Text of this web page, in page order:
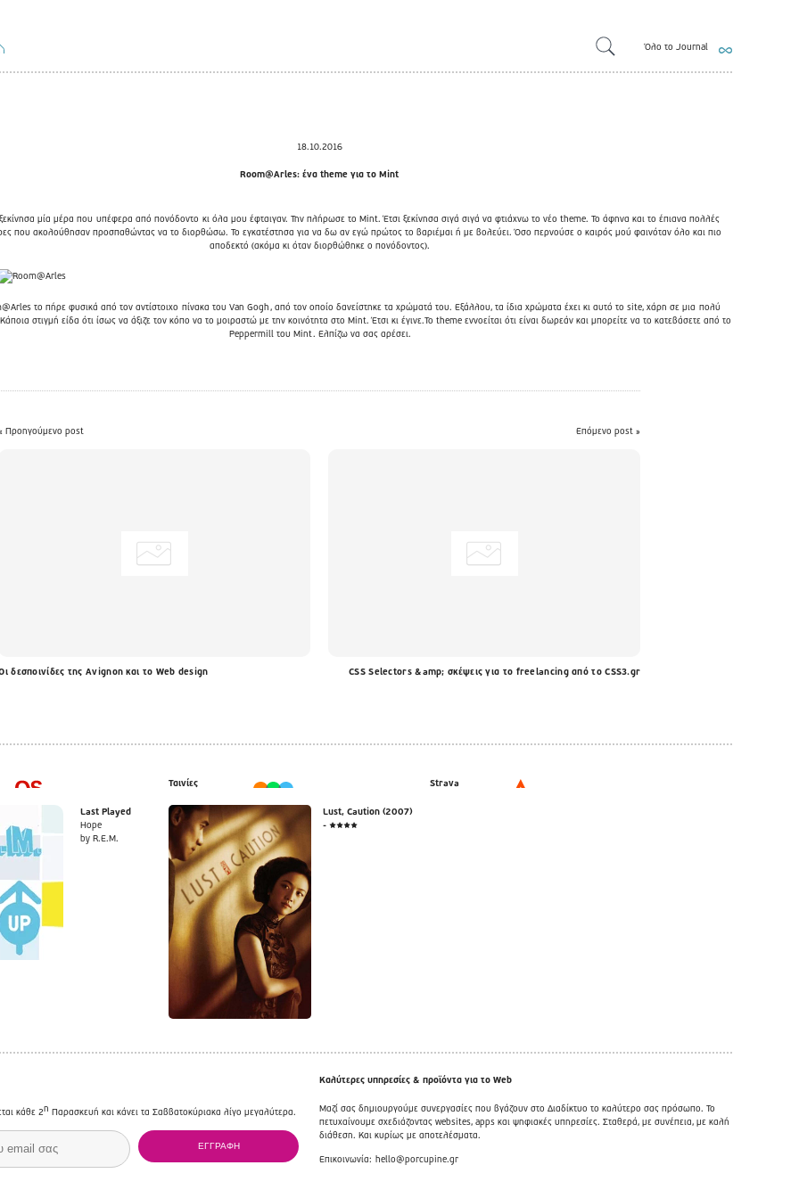
Όλο το Journal
18.10.2016
Room@Arles: ένα theme για το Mint
μία μέρα που υπέφερα από πονόδοντο κι όλα μου έφταιγαν. Την πλήρωσε το Mint. Έτσι ξεκίνησα σιγά σιγά να φτιάχνω το νέο theme. Το άφηνα και το έπιανα πολλές
που ακολούθησαν προσπαθώντας να το διορθώσω. Το εγκατέστησα για να δω αν εγώ πρώτος το βαριέμαι ή με βολεύει. Όσο περνούσε ο καιρός μού φαινόταν όλο και πιο
αποδεκτό (ακόμα κι όταν διορθώθηκε ο πονόδοντος).
το πήρε φυσικά από τον αντίστοιχο πίνακα του Van Gogh, από τον οποίο δανείστηκε τα χρώματά του. Εξάλλου, τα ίδια χρώματα έχει κι αυτό το site, χάρη σε μια πολύ
στιγμή είδα ότι ίσως να άξιζε τον κόπο να το μοιραστώ με την κοινότητα στο Mint. Έτσι κι έγινε.Το theme εννοείται ότι είναι δωρεάν και μπορείτε να το κατεβάσετε από το
Peppermill του Mint . Ελπίζω να σας αρέσει.
Προηγούμενο post
δεσποινίδες της Avignon και το Web design
Επόμενο post »
CSS Selectors &amp; σκέψεις για το freelancing από το CSS3.gr
Last Played
Hope
by R.E.M.
Ταινίες
Lust, Caution (2007)
- ★★★★
Strava
κάθε 2η Παρασκευή και κάνει τα Σαββατοκύριακα λίγο μεγαλύτερα.
Καλύτερες υπηρεσίες & προϊόντα για το Web
Μαζί σας δημιουργούμε συνεργασίες που βγάζουν στο Διαδίκτυο το καλύτερο σας πρόσωπο. Το
πετυχαίνουμε σχεδιάζοντας websites, apps και ψηφιακές υπηρεσίες. Σταθερά, με συνέπεια, με καλή
διάθεση. Και κυρίως με αποτελέσματα.
Επικοινωνία: hello@porcupine.gr